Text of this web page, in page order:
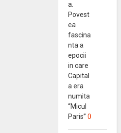
a.
Povest
ea
fascina
nta a
epocii
in care
Capital
a era
numita
“Micul
Paris” 0